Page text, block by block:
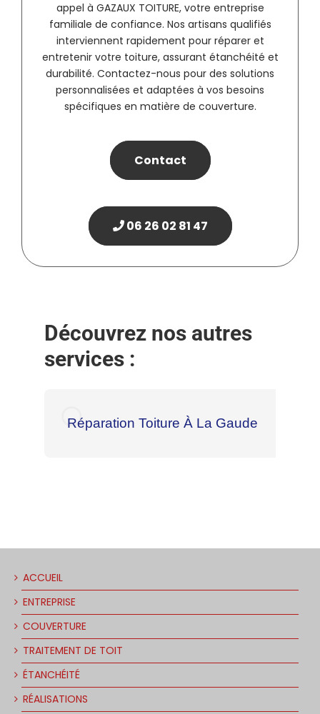
appel à GAZAUX TOITURE, votre entreprise
familiale de confiance. Nos artisans qualifiés
interviennent rapidement pour réparer et
entretenir votre toiture, assurant étanchéité et
durabilité. Contactez-nous pour des solutions
personnalisées et adaptées à vos besoins
spécifiques en matière de couverture.
Contact
06 26 02 81 47
Découvrez nos autres
services :
Réparation Toiture À La Gaude
ACCUEIL
ENTREPRISE
COUVERTURE
TRAITEMENT DE TOIT
ÉTANCHÉITÉ
RÉALISATIONS